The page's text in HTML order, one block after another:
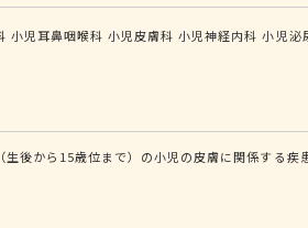
小児耳鼻咽喉科 小児皮膚科 小児神経内科 小児泌
後から15歳位まで）の小児の皮膚に関係する疾